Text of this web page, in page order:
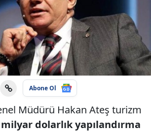
Abone Ol
Müdürü Hakan Ateş turizm
dolarlık yapılandırma